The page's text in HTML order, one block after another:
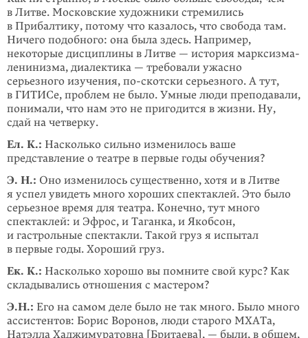
в Литве. Московские худож­ники стремились
в Прибалтику, потому что казалось, что свобода там.
Ничего подоб­ного: она была здесь. Например,
некоторые дисциплины в Литве — история марксизма-
ленинизма, диалектика — требовали ужасно
серьезного изучения, по-скотски серьезного. А тут,
в ГИТИСе, проблем не было. Умные люди преподавали,
понимали, что нам это не пригодится в жизни. Ну,
сдай на четверку.
Ел. К.: Насколько сильно изменилось ваше
представление о театре в первые годы обучения?
Э. Н.: Оно изменилось существенно, хотя и в Литве
я успел увидеть много хороших спектаклей. Это было
серьезное время для театра. Конечно, тут много
спектаклей: и Эфрос, и Таганка, и Якобсон,
и гастрольные спектакли. Такой груз я испытал
в первые годы. Хороший груз.
Ек. К.: Насколько хорошо вы помните свой курс? Как
складывались отношения с мастером?
Э.Н.: Его на самом деле было не так много. Было много
ассистентов: Борис Воронов, люди старого МХАТа,
Натэлла Хаджиму­ратовна [Бритаева], — были, в общем,